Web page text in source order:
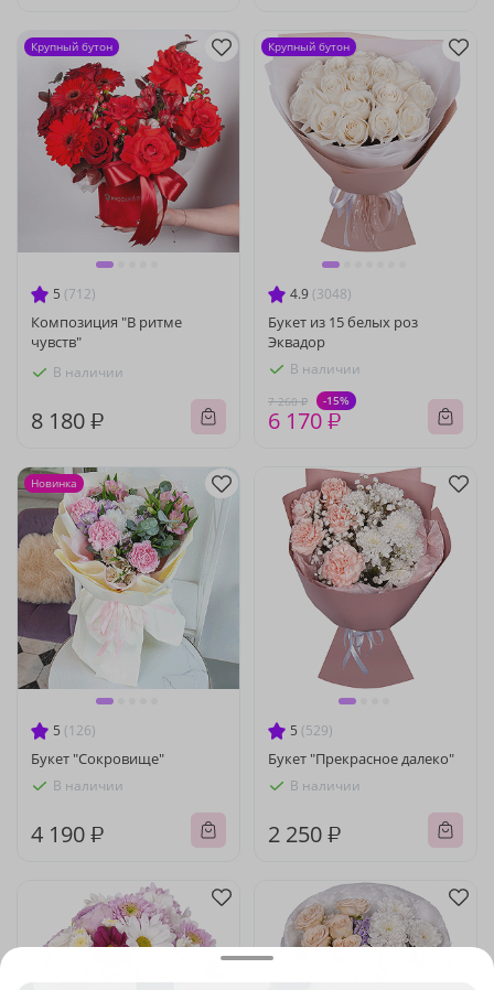
5 (712)
Композиция "В ритме
чувств"
В наличии
8 180 ₽
Крупный бутон
4.9 (3048)
Букет из 15 белых роз
Эквадор
В наличии
7 260 ₽ -15%
6 170 ₽
Крупный бутон
5 (126)
Букет "Сокровище"
В наличии
4 190 ₽
Новинка
5 (529)
Букет "Прекрасное далеко"
В наличии
2 250 ₽